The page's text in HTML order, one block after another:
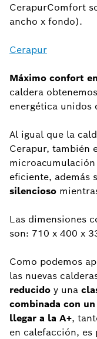
CerapurComfort
ancho x fondo).
Cerapur
Máximo confort
caldera
energética unidos
Al igual que la
Cerapur, también
eficiente, además
silencioso
Las dimensiones
son: 710 x 400 x
Como podemos
las nuevas
reducido y una
combinada con
llegar a la A+,
en calefacción, es